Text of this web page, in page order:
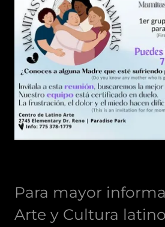
Para mayor
Arte y Cultura